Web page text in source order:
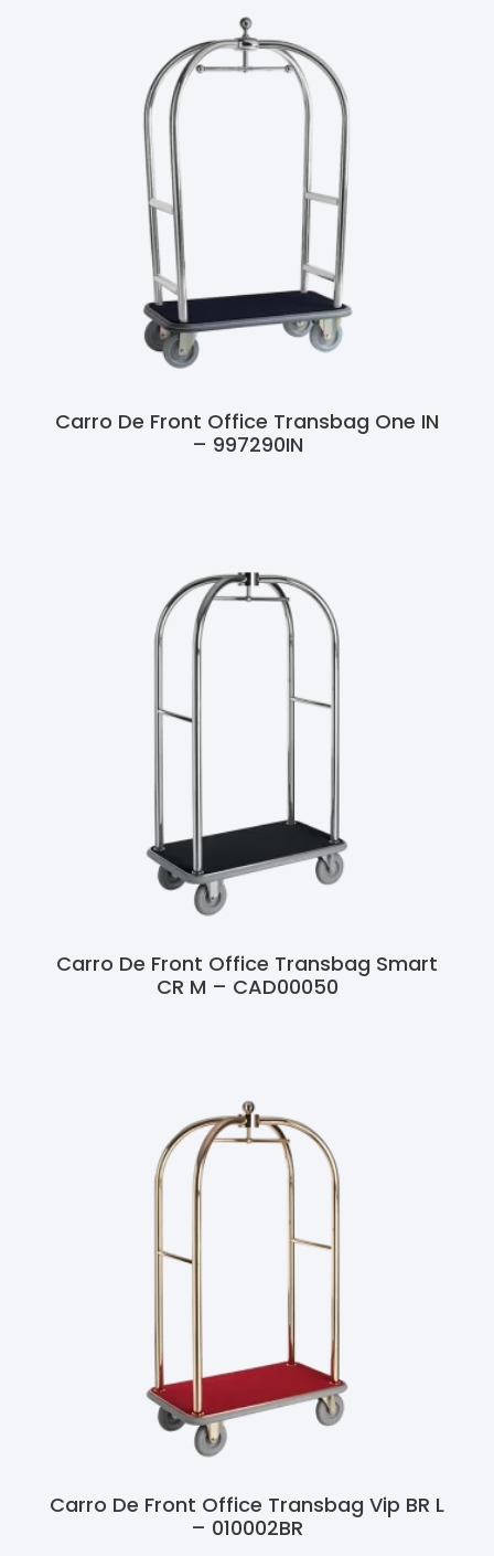
Carro De Front Office Transbag One IN
– 997290IN
Carro De Front Office Transbag Smart
CR M – CAD00050
Carro De Front Office Transbag Vip BR L
– 010002BR